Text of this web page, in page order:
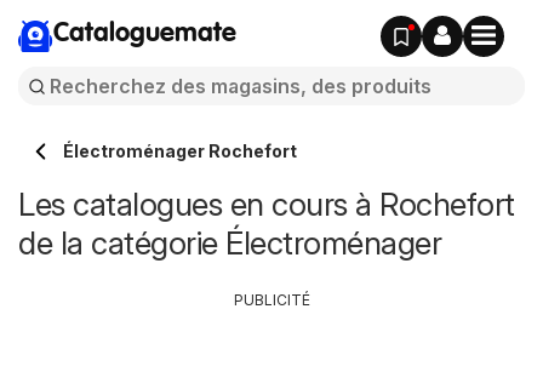
Cataloguemate
Électroménager Rochefort
Les catalogues en cours à Rochefort
de la catégorie Électroménager
PUBLICITÉ